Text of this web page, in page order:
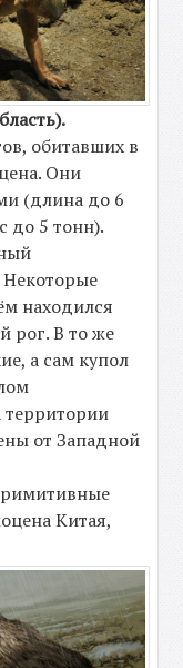
обитавших в
Они
(длина до 6
до 5 тонн).
Некоторые
находился
рог. В то же
а сам купол
территории
от Западной
Китая,